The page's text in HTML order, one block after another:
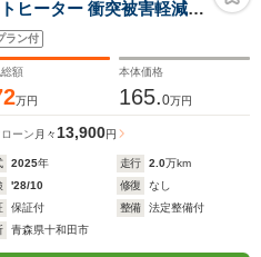
ヒーター 衝突被害軽減ブ
ラン付
額
万円
本体価格
165.0万円
ーン 月々13,900円
2025年 走行 2.0万km
'28/10 修復
なし
保証付 整備
法定整備付
青森県十和田市